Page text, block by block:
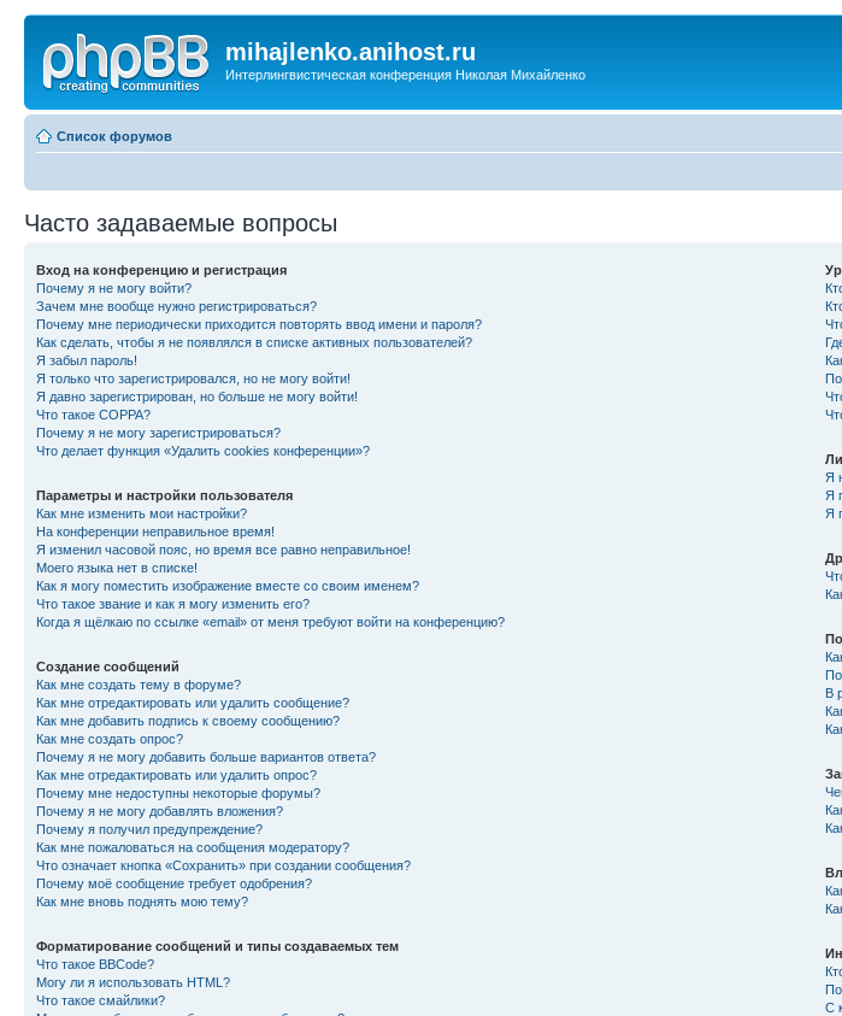
mihajlenko.anihost.ru
Интерлингвистическая конференция Николая Михайленко
Список форумов
Часто задаваемые вопросы
Вход на конференцию и регистрация
Почему я не могу войти?
Зачем мне вообще нужно регистрироваться?
Почему мне периодически приходится повторять ввод имени и пароля?
Как сделать, чтобы я не появлялся в списке активных пользователей?
Я забыл пароль!
Я только что зарегистрировался, но не могу войти!
Я давно зарегистрирован, но больше не могу войти!
Что такое COPPA?
Почему я не могу зарегистрироваться?
Что делает функция «Удалить cookies конференции»?
Параметры и настройки пользователя
Как мне изменить мои настройки?
На конференции неправильное время!
Я изменил часовой пояс, но время все равно неправильное!
Моего языка нет в списке!
Как я могу поместить изображение вместе со своим именем?
Что такое звание и как я могу изменить его?
Когда я щёлкаю по ссылке «email» от меня требуют войти на конференцию?
Создание сообщений
Как мне создать тему в форуме?
Как мне отредактировать или удалить сообщение?
Как мне добавить подпись к своему сообщению?
Как мне создать опрос?
Почему я не могу добавить больше вариантов ответа?
Как мне отредактировать или удалить опрос?
Почему мне недоступны некоторые форумы?
Почему я не могу добавлять вложения?
Почему я получил предупреждение?
Как мне пожаловаться на сообщения модератору?
Что означает кнопка «Сохранить» при создании сообщения?
Почему моё сообщение требует одобрения?
Как мне вновь поднять мою тему?
Форматирование сообщений и типы создаваемых тем
Что такое BBCode?
Могу ли я использовать HTML?
Что такое смайлики?
Я
Я
Я
В
С